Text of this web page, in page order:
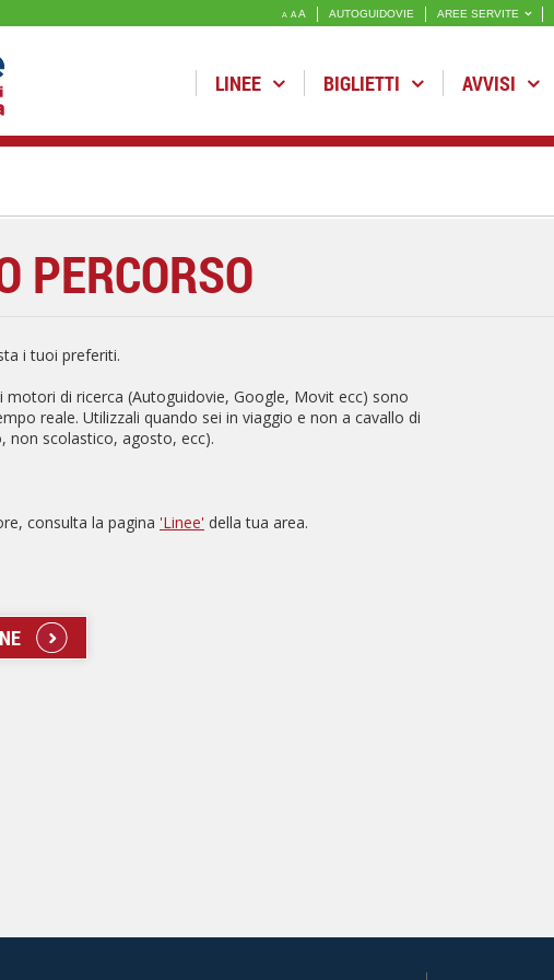
A A A AUTOGUIDOVIE AREE SERVITE
LINEE BIGLIETTI AVVISI
PERCORSO
i tuoi preferiti.
di ricerca (Autoguidovie, Google, Movit ecc) sono
reale. Utilizzali quando sei in viaggio e non a cavallo di
non scolastico, agosto, ecc).
consulta la pagina 'Linee' della tua area.